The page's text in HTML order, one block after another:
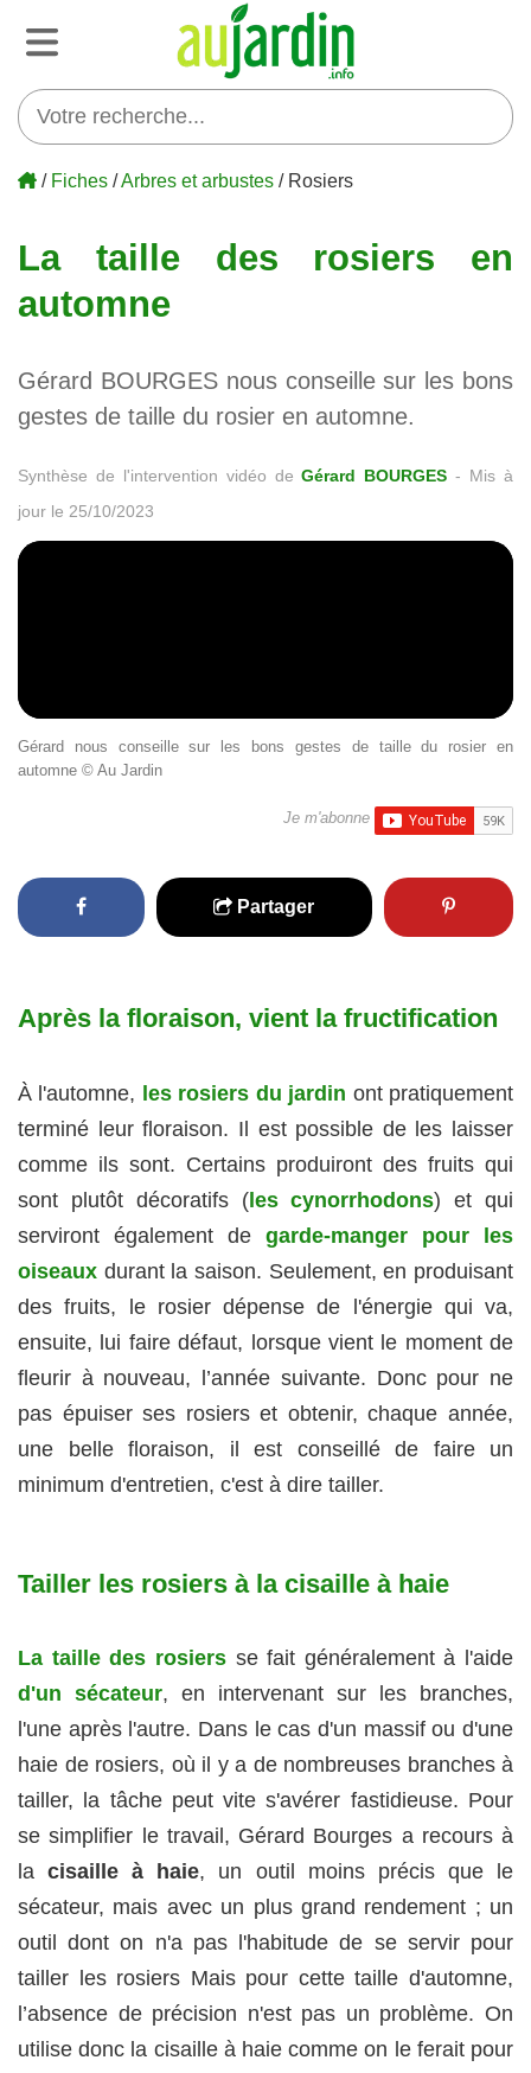
/ Fiches /Arbres et arbustes / Rosiers
La taille des rosiers en
automne
Gérard BOURGES nous conseille sur les bons
gestes de taille du rosier en automne.
Synthèse de l'intervention vidéo deGérard BOURGES - Mis à
jour le 25/10/2023
Gérard nous conseille sur les bons gestes de taille du rosier en
automne © Au Jardin
Je m'abonne
Partager
Après la floraison, vient la fructification
À l'automne, les rosiers du jardin ont pratiquement
terminé leur floraison. Il est possible de les laisser
comme ils sont. Certains produiront des fruits qui
sont plutôt décoratifs (les cynorrhodons) et qui
serviront également de garde-manger pour les
oiseaux durant la saison. Seulement, en produisant
des fruits, le rosier dépense de l'énergie qui va,
ensuite, lui faire défaut, lorsque vient le moment de
fleurir à nouveau, l’année suivante. Donc pour ne
pas épuiser ses rosiers et obtenir, chaque année,
une belle floraison, il est conseillé de faire un
minimum d'entretien, c'est à dire tailler.
Tailler les rosiers à la cisaille à haie
La taille des rosiersse fait généralement à l'aide
d'un sécateur, en intervenant sur les branches,
l'une après l'autre. Dans le cas d'un massif ou d'une
haie de rosiers, où il y a de nombreuses branches à
tailler, la tâche peut vite s'avérer fastidieuse. Pour
se simplifier le travail, Gérard Bourges a recours à
lacisaille à haie, un outil moins précis que le
sécateur, mais avec un plus grand rendement ; un
outil dont on n'a pas l'habitude de se servir pour
tailler les rosiers Mais pour cette taille d'automne,
l’absence de précision n'est pas un problème. On
utilise donc la cisaille à haie comme on le ferait pour